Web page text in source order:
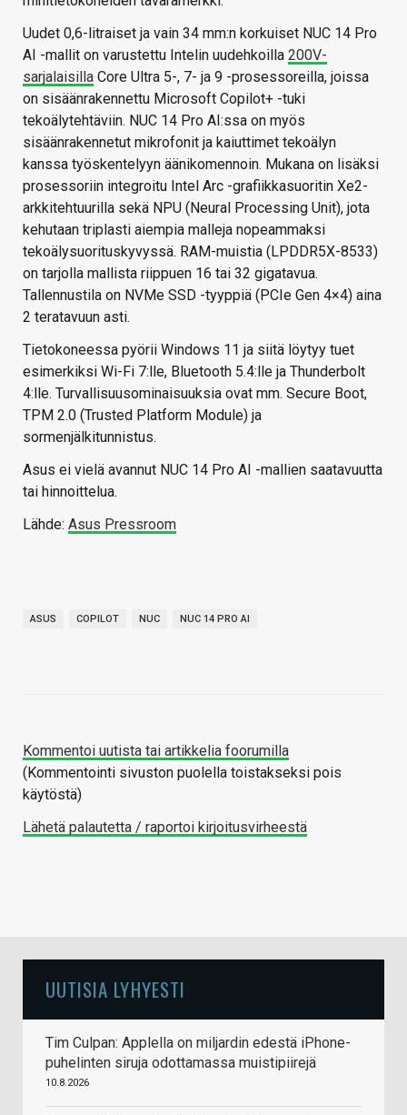
Uudet 0,6-litraiset ja vain 34 mm:n korkuiset NUC 14 Pro
AI -mallit on varustettu Intelin uudehkoilla 200V-
sarjalaisilla Core Ultra 5-, 7- ja 9 -prosessoreilla, joissa
on sisäänrakennettu Microsoft Copilot+ -tuki
tekoälytehtäviin. NUC 14 Pro AI:ssa on myös
sisäänrakennetut mikrofonit ja kaiuttimet tekoälyn
kanssa työskentelyyn äänikomennoin. Mukana on lisäksi
prosessoriin integroitu Intel Arc -grafiikkasuoritin Xe2-
arkkitehtuurilla sekä NPU (Neural Processing Unit), jota
kehutaan triplasti aiempia malleja nopeammaksi
tekoälysuorituskyvyssä. RAM-muistia (LPDDR5X-8533)
on tarjolla mallista riippuen 16 tai 32 gigatavua.
Tallennustila on NVMe SSD -tyyppiä (PCIe Gen 4×4) aina
2 teratavuun asti.
Tietokoneessa pyörii Windows 11 ja siitä löytyy tuet
esimerkiksi Wi-Fi 7:lle, Bluetooth 5.4:lle ja Thunderbolt
4:lle. Turvallisuusominaisuuksia ovat mm. Secure Boot,
TPM 2.0 (Trusted Platform Module) ja
sormenjälkitunnistus.
Asus ei vielä avannut NUC 14 Pro AI -mallien saatavuutta
tai hinnoittelua.
Lähde: Asus Pressroom
ASUS COPILOT NUC NUC 14 PRO AI
Kommentoi uutista tai artikkelia foorumilla
(Kommentointi sivuston puolella toistakseksi pois
käytöstä)
Lähetä palautetta / raportoi kirjoitusvirheestä
UUTISIA LYHYESTI
Tim Culpan: Applella on miljardin edestä iPhone-
puhelinten siruja odottamassa muistipiirejä
10.8.2026